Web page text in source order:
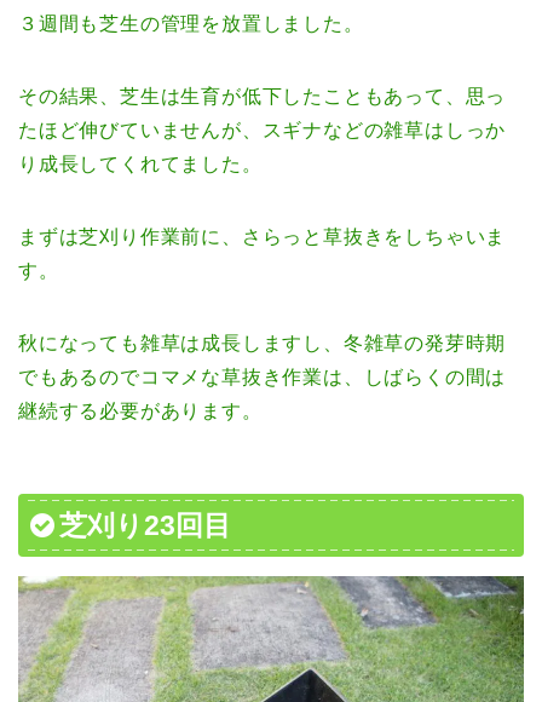
３週間も芝生の管理を放置しました。
その結果、芝生は生育が低下したこともあって、思っ
たほど伸びていませんが、スギナなどの雑草はしっか
り成長してくれてました。
まずは芝刈り作業前に、さらっと草抜きをしちゃいま
す。
秋になっても雑草は成長しますし、冬雑草の発芽時期
でもあるのでコマメな草抜き作業は、しばらくの間は
継続する必要があります。
芝刈り23回目